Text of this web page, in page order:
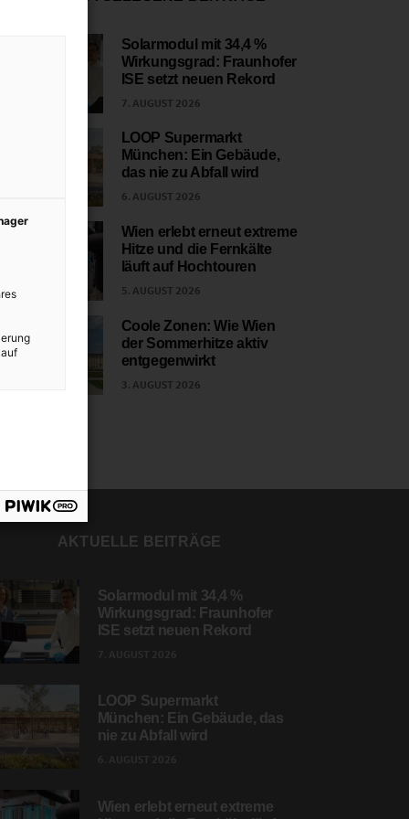
Solarmodul mit 34,4 %
Wirkungsgrad: Fraunhofer
ISE setzt neuen Rekord
7. AUGUST 2026
LOOP Supermarkt
München: Ein Gebäude,
das nie zu Abfall wird
6. AUGUST 2026
Wien erlebt erneut extreme
Hitze und die Fernkälte
läuft auf Hochtouren
5. AUGUST 2026
Coole Zonen: Wie Wien
der Sommerhitze aktiv
entgegenwirkt
3. AUGUST 2026
AKTUELLE BEITRÄGE
Solarmodul mit 34,4 %
Wirkungsgrad: Fraunhofer
ISE setzt neuen Rekord
LOOP Supermarkt
München: Ein Gebäude, das
nie zu Abfall wird
Wien erlebt erneut extreme